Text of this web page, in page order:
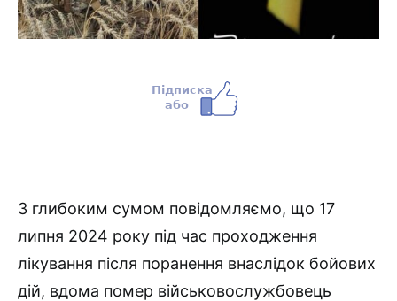
З глибоким сумом повідомляємо, що 17
липня 2024 року під час проходження
лікування після поранення внаслідок бойових
дій, вдома помер військовослужбовець